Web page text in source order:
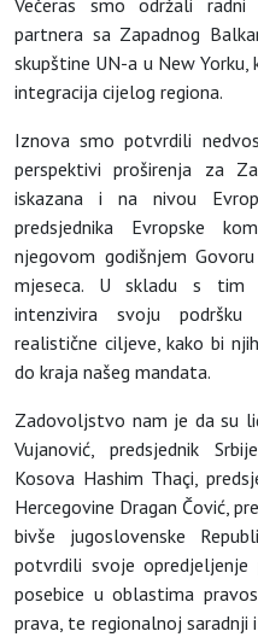
Večeras smo održali
partnera sa Zapadnog
skupštine UN-a u New Yorku,
integracija cijelog regiona.
Iznova smo potvrdili
perspektivi proširenja za
iskazana i na nivou
predsjednika Evropske
njegovom godišnjem
mjeseca. U skladu s tim
intenzivira svoju
realistične ciljeve, kako bi
do kraja našeg mandata.
Zadovoljstvo nam je da su
Vujanović, predsjednik
Kosova Hashim Thaçi,
Hercegovine Dragan Čović,
bivše jugoslovenske
potvrdili svoje opredjeljenje
posebice u oblastima
prava, te regionalnoj saradnji